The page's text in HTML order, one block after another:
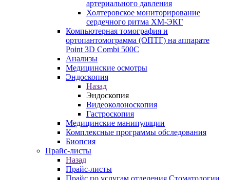
артериального давления
Холтеровское мониторирование
сердечного ритма ХМ-ЭКГ
Компьютерная томография и
ортопантомограмма (ОПТГ) на аппарате
Point 3D Combi 500C
Анализы
Медицинские осмотры
Эндоскопия
Назад
Эндоскопия
Видеоколоноскопия
Гастроскопия
Медицинские манипуляции
Комплексные программы обследования
Биопсия
Прайс-листы
Назад
Прайс-листы
Прайс по услугам отделения Стоматологии